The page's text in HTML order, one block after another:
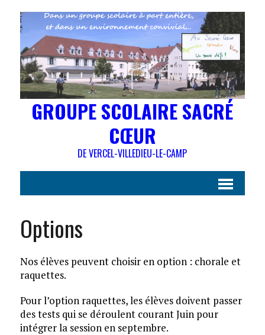
GROUPE SCOLAIRE SACRÉ
CŒUR
DE VERCEL-VILLEDIEU-LE-CAMP
Options
Nos élèves peuvent choisir en option : chorale et
raquettes.
Pour l’option raquettes, les élèves doivent passer
des tests qui se déroulent courant Juin pour
intégrer la session en septembre.